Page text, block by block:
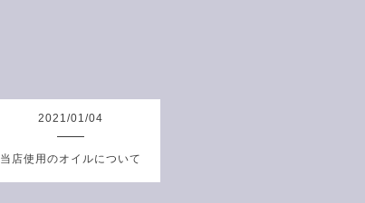
2021/01/04
当店使用のオイルについて